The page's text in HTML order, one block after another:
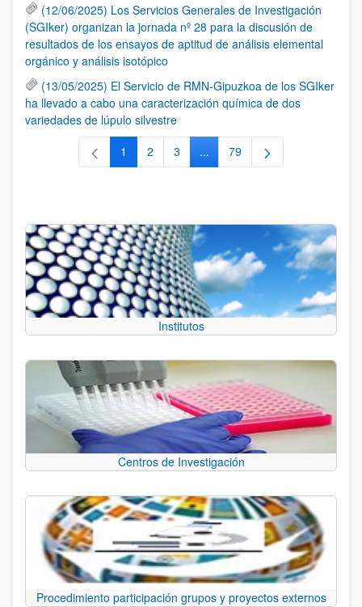
(12/06/2025) Los Servicios Generales de Investigación
(SGIker) organizan la jornada nº 28 para la discusión de
resultados de los ensayos de aptitud de análisis elemental
orgánico y análisis isotópico
(13/05/2025) El Servicio de RMN-Gipuzkoa de los SGIker
ha llevado a cabo una caracterización química de dos
variedades de lúpulo silvestre
Página
1 Página
2 Página
3 ...Páginas intermedias Use TAB
Página
79
Institutos
Centros de Investigación
Procedimiento participación grupos y proyectos externos